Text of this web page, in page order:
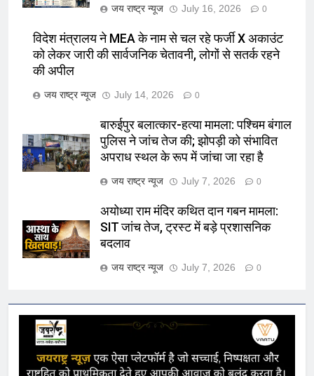
जय राष्ट्र न्यूज July 16, 2026 0
विदेश मंत्रालय ने MEA के नाम से चल रहे फर्जी X अकाउंट
को लेकर जारी की सार्वजनिक चेतावनी, लोगों से सतर्क रहने
की अपील
जय राष्ट्र न्यूज July 14, 2026 0
बारुईपुर बलात्कार-हत्या मामला: पश्चिम बंगाल
पुलिस ने जांच तेज की; झोपड़ी को संभावित
अपराध स्थल के रूप में जांचा जा रहा है
जय राष्ट्र न्यूज July 7, 2026 0
अयोध्या राम मंदिर कथित दान गबन मामला:
SIT जांच तेज, ट्रस्ट में बड़े प्रशासनिक
बदलाव
जय राष्ट्र न्यूज July 7, 2026 0